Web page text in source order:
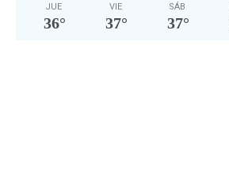
JUE
36°
VIE
37°
SÁB
37°